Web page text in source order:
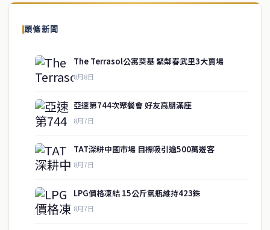
頭條新聞
The Terrasol公寓奠基 緊鄰春武里3大賣場
8月8日
亞速第744次聚餐會 好友高朋滿座
8月7日
TAT深耕中國市場 目標吸引逾500萬遊客
8月7日
LPG價格凍結 15公斤氣瓶維持423銖
8月7日
service@thaichinesenews.com